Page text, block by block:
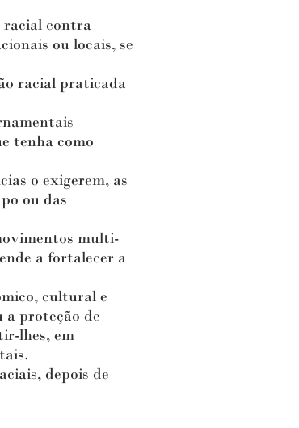
contra
ou locais, se
racial praticada
tenha como
o exigerem, as
ou das
multi-
a fortalecer a
cultural e
a proteção de
lhes, em
depois de